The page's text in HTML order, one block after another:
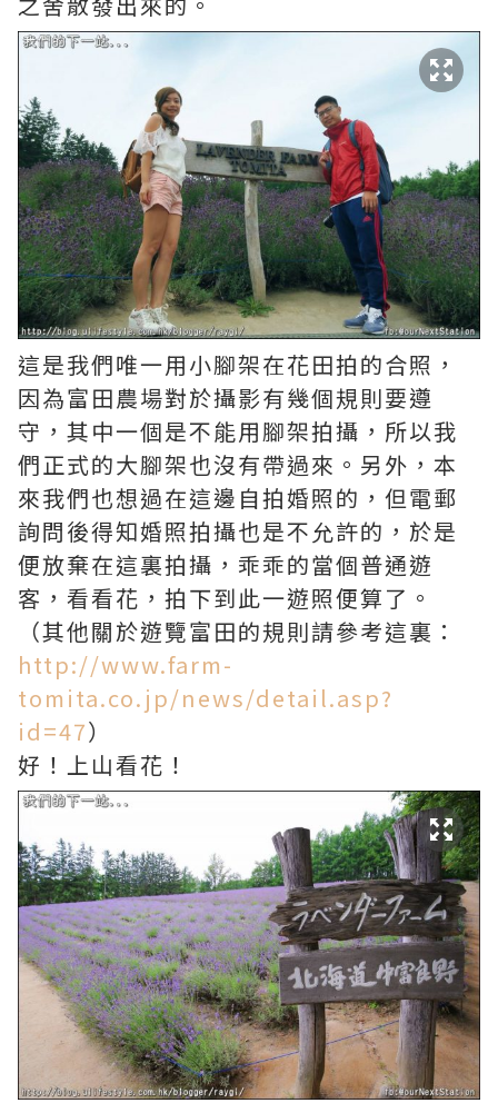
這是我們唯一用小腳架在花田拍的合照，
因為富田農場對於攝影有幾個規則要遵
守，其中一個是不能用腳架拍攝，所以我
們正式的大腳架也沒有帶過來。另外，本
來我們也想過在這邊自拍婚照的，但電郵
詢問後得知婚照拍攝也是不允許的，於是
便放棄在這裏拍攝，乖乖的當個普通遊
客，看看花，拍下到此一遊照便算了。
（其他關於遊覽富田的規則請參考這裏：
http://www.farm-
tomita.co.jp/news/detail.asp?
id=47）
好！上山看花！